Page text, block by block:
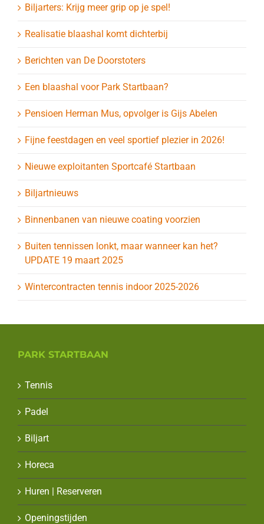
Biljarters: Krijg meer grip op je spel!
Realisatie blaashal komt dichterbij
Berichten van De Doorstoters
Een blaashal voor Park Startbaan?
Pensioen Herman Mus, opvolger is Gijs Abelen
Fijne feestdagen en veel sportief plezier in 2026!
Nieuwe exploitanten Sportcafé Startbaan
Biljartnieuws
Binnenbanen van nieuwe coating voorzien
Buiten tennissen lonkt, maar wanneer kan het?
UPDATE 19 maart 2025
Wintercontracten tennis indoor 2025-2026
PARK STARTBAAN
Tennis
Padel
Biljart
Horeca
Huren | Reserveren
Openingstijden